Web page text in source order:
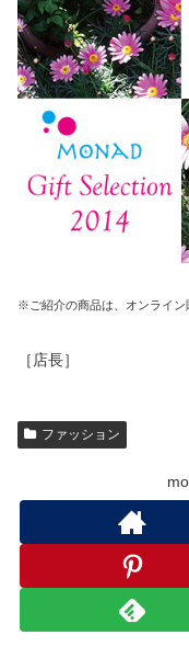
※ご紹介の商品は、オンライン
［店長］
ファッション